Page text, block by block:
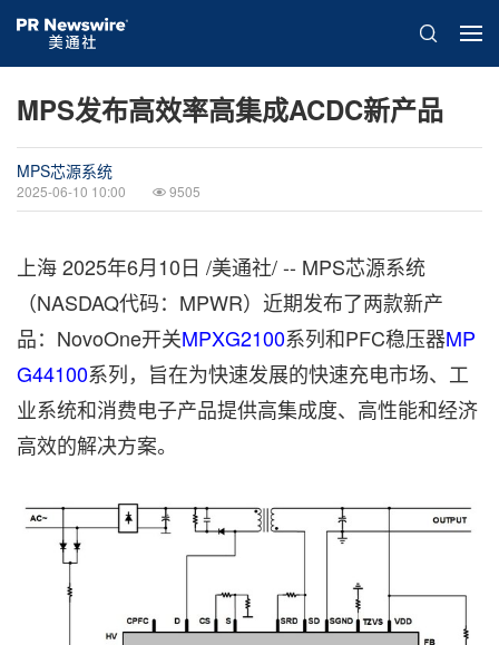
MPS发布高效率高集成ACDC新产品
MPS芯源系统
2025-06-10 10:00 9505
上海2025年6月10日 /美通社/ -- MPS芯源系统
（NASDAQ代码：MPWR）近期发布了两款新产
品：NovoOne开关MPXG2100系列和PFC稳压器MP
G44100系列，旨在为快速发展的快速充电市场、工
业系统和消费电子产品提供高集成度、高性能和经济
高效的解决方案。